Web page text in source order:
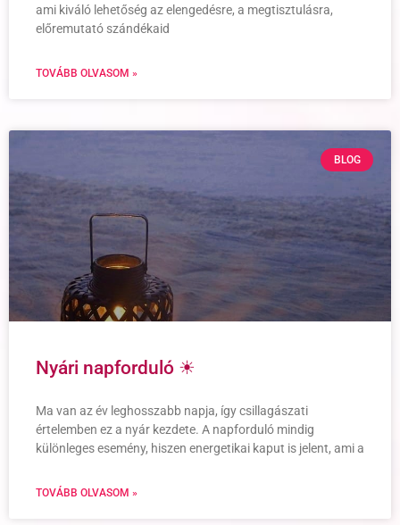
ami kiváló lehetőség az elengedésre, a megtisztulásra,
előremutató szándékaid
TOVÁBB OLVASOM »
BLOG
Nyári napforduló ☀
Ma van az év leghosszabb napja, így csillagászati
értelemben ez a nyár kezdete. A napforduló mindig
különleges esemény, hiszen energetikai kaput is jelent, ami a
TOVÁBB OLVASOM »